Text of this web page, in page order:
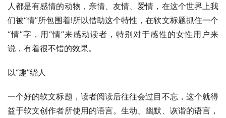
人都是有感情的动物，亲情、友情、爱情，在这个世界上我
们被“情”所包围着!所以借助这个特性，在软文标题抓住一个
“情”字，用“情”来感动读者，特别对于感性的女性用户来
说，有着很不错的效果。
以“趣”绕人
一个好的软文标题，读者阅读后往往会过目不忘，这个就得
益于软文创作者所使用的语言。生动、幽默、诙谐的语言，